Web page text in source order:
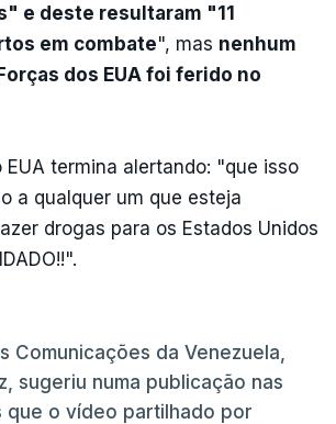
e deste resultaram "11
em combate", mas nenhum
dos EUA foi ferido no
EUA termina alertando: "que isso
a qualquer um que esteja
drogas para os Estados Unidos
Comunicações da Venezuela,
sugeriu numa publicação nas
que o vídeo partilhado por